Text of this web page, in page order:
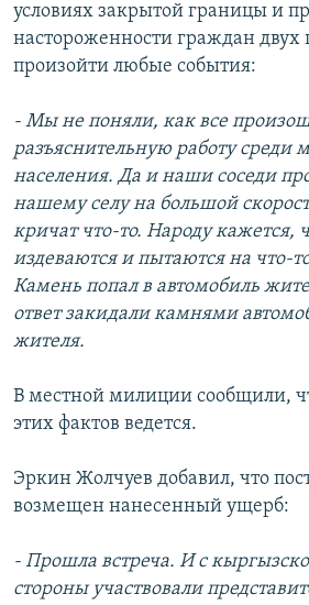
условиях закрытой границы и
настороженности граждан двух
произойти любые события:
- Мы не поняли, как все
разъяснительную работу среди
населения. Да и наши соседи
нашему селу на большой
кричат что-то. Народу кажется,
издеваются и пытаются на что-
Камень попал в автомобиль
ответ закидали камнями
жителя.
В местной милиции сообщили,
этих фактов ведется.
Эркин Жолчуев добавил, что
возмещен нанесенный ущерб:
- Прошла встреча. И с
стороны участвовали